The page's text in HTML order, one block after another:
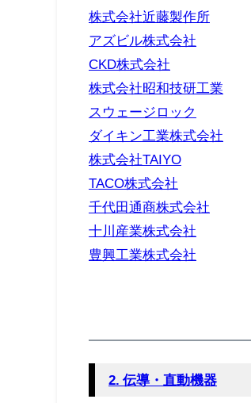
株式会社近藤製作所
アズビル株式会社
CKD株式会社
株式会社昭和技研工業
スウェージロック
ダイキン工業株式会社
株式会社TAIYO
TACO株式会社
千代田通商株式会社
十川産業株式会社
豊興工業株式会社
2. 伝導・直動機器